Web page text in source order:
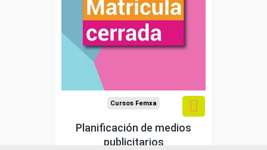
Cursos Femxa
Planificación de medios
publicitarios